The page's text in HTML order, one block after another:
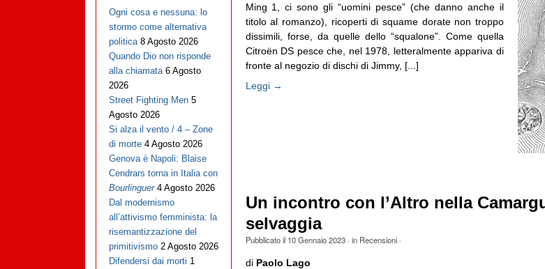
Ming 1, ci sono gli “uomini pesce” (che danno anche il
titolo al romanzo), ricoperti di squame dorate non troppo
dissimili, forse, da quelle dello “squalone”. Come quella
Citroën DS pesce che, nel 1978, letteralmente appariva di
fronte al negozio di dischi di Jimmy, [...]
Leggi →
Un incontro con l’Altro nella
selvaggia
Pubblicato il 10 Gennaio 2023· in Recensioni·
di Paolo Lago
Ogni cosa e nessuna: lo
stormo come alternativa
politica 8 Agosto 2026
Quando Dio non risponde
alla chiamata 6 Agosto
2026
Street Fighting Men 5
Agosto 2026
Si alza il vento / 4 – Zone
di morte 4 Agosto 2026
Genova è Napoli: Blaise
Cendrars torna in Italia con
Bourlinguer 4 Agosto 2026
Dal modernismo
all’attivismo femminista: la
risemantizzazione del
primitivismo 2 Agosto 2026
Difendersi dai morti 1